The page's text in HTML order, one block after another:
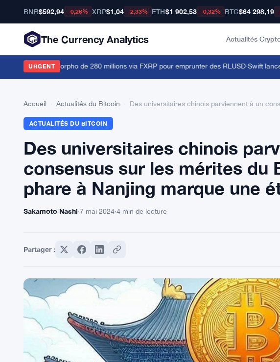
BNB$592,94 -0,26% XRP$1,04 -2,33% ETH$1 902,53 -0,32% BTC$64 298,19
The Currency Analytics Actualités
URGENT
au coffre Morpho de 280 millions via FXRP pour emprunter des RLUSD·Swift lance
Accueil Actualités du Bitcoin Des universitaires chinois parviennent à un
ACTUALITÉS DU BITCOIN
Des universitaires chinois
consensus sur les mérites du
phare à Nanjing marque une
Sakamoto Nashi·7 mai 2024·4 min de lecture
Partager :